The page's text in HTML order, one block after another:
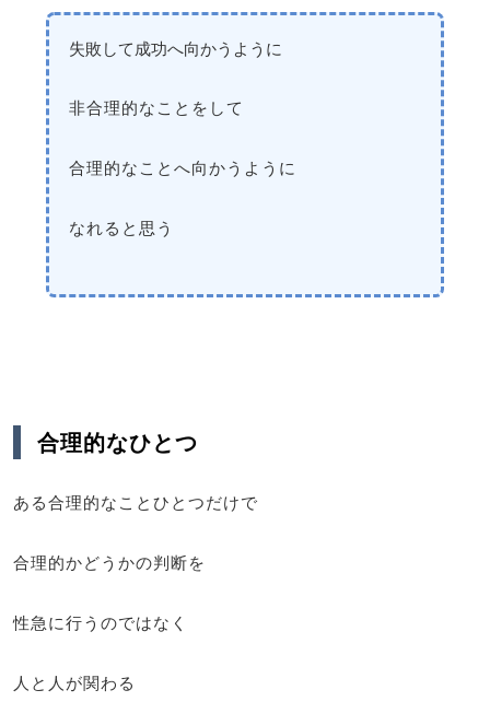
失敗して成功へ向かうように
非合理的なことをして
合理的なことへ向かうように
なれると思う
合理的なひとつ
ある合理的なことひとつだけで
合理的かどうかの判断を
性急に行うのではなく
人と人が関わる